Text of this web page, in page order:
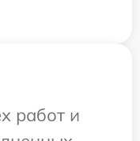
работ и